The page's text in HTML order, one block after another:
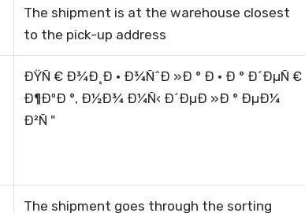
The shipment is at the warehouse closest
to the pick-up address
ÐŸÑ € Ð¾Ð¸Ð · Ð¾ÑˆÐ »Ð ° Ð · Ð ° Ð´ÐµÑ €
Ð¶ÐºÐ °, Ð½Ð¾ Ð¼Ñ‹ Ð´ÐµÐ »Ð ° ÐµÐ¼
Ð²Ñ "
The shipment goes through the sorting